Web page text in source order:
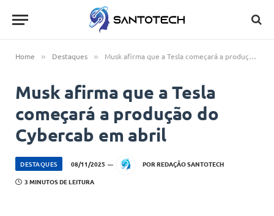
Home » Destaques » Musk afirma que a Tesla começará a produção do Cybercab em abril
Musk afirma que a Tesla
começará a produção do
Cybercab em abril
DESTAQUES 08/11/2025 POR REDAÇÃO SANTOTECH
3 MINUTOS DE LEITURA